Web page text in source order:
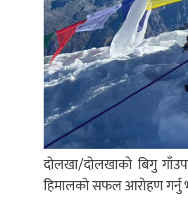
दोलखा/दोलखाको बिगु
हिमालको सफल आरोहण गर्नु